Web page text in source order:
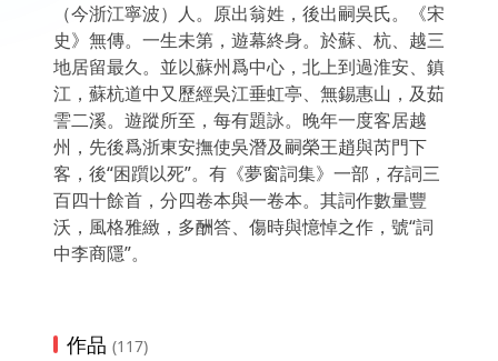
（今浙江寧波）人。原出翁姓，後出嗣吳氏。《宋
史》無傳。一生未第，遊幕終身。於蘇、杭、越三
地居留最久。並以蘇州爲中心，北上到過淮安、鎮
江，蘇杭道中又歷經吳江垂虹亭、無錫惠山，及茹
霅二溪。遊蹤所至，每有題詠。晚年一度客居越
州，先後爲浙東安撫使吳潛及嗣榮王趙與芮門下
客，後“困躓以死”。有《夢窗詞集》一部，存詞三
百四十餘首，分四卷本與一卷本。其詞作數量豐
沃，風格雅緻，多酬答、傷時與憶悼之作，號“詞
中李商隱”。
作品 (117)